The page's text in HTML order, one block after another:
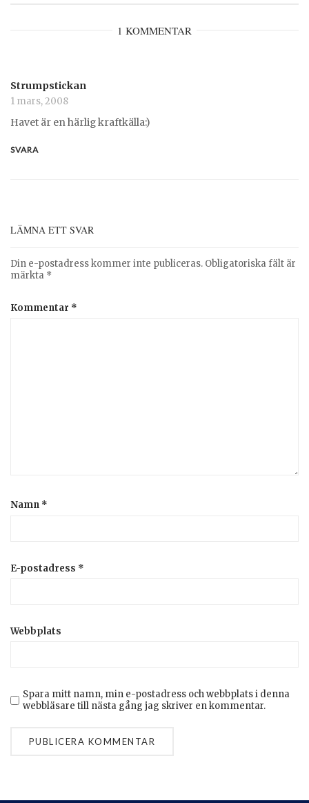
1 KOMMENTAR
Strumpstickan
1 mars, 2008
Havet är en härlig kraftkälla:)
SVARA
LÄMNA ETT SVAR
Din e-postadress kommer inte publiceras. Obligatoriska fält är
märkta *
Kommentar *
Namn *
E-postadress *
Webbplats
Spara mitt namn, min e-postadress och webbplats i denna
webbläsare till nästa gång jag skriver en kommentar.